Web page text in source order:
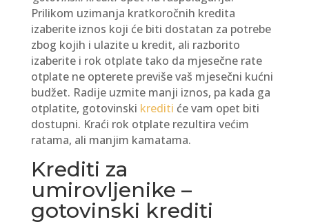
Prilikom uzimanja kratkoročnih kredita
izaberite iznos koji će biti dostatan za potrebe
zbog kojih i ulazite u kredit, ali razborito
izaberite i rok otplate tako da mjesečne rate
otplate ne opterete previše vaš mjesečni kućni
budžet. Radije uzmite manji iznos, pa kada ga
otplatite, gotovinski krediti će vam opet biti
dostupni. Kraći rok otplate rezultira većim
ratama, ali manjim kamatama.
Krediti za
umirovljenike –
gotovinski krediti